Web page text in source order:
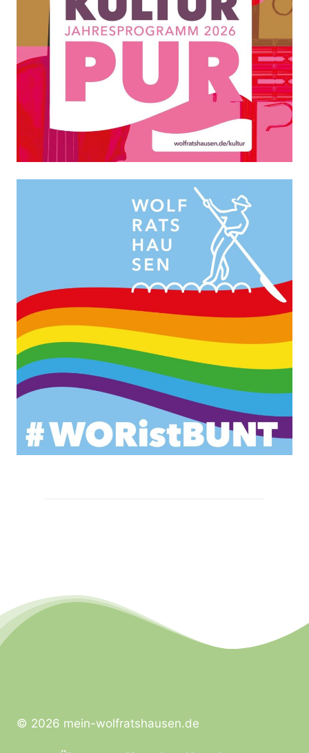
© 2026 mein-wolfratshausen.de